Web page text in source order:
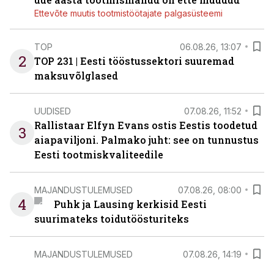
Ettevõte muutis tootmistöötajate palgasüsteemi
2
TOP 06.08.26, 13:07
TOP 231 | Eesti tööstussektori suuremad
maksuvõlglased
3
UUDISED 07.08.26, 11:52
Rallistaar Elfyn Evans ostis Eestis toodetud
aiapaviljoni. Palmako juht: see on tunnustus
Eesti tootmiskvaliteedile
4
MAJANDUSTULEMUSED 07.08.26, 08:00
Puhk ja Lausing kerkisid Eesti
suurimateks toidutöösturiteks
MAJANDUSTULEMUSED 07.08.26, 14:19